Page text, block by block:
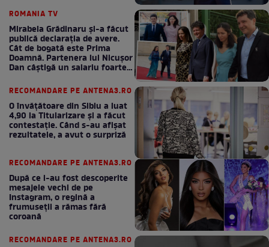
ROMANIA TV
Mirabela Grădinaru și-a făcut
publică declarația de avere.
Cât de bogată este Prima
Doamnă. Partenera lui Nicușor
Dan câștigă un salariu foarte
RECOMANDARE PE ANTENA3.RO
O învățătoare din Sibiu a luat
4,90 la Titularizare și a făcut
contestație. Când s-au afișat
rezultatele, a avut o surpriză
RECOMANDARE PE ANTENA3.RO
După ce i-au fost descoperite
mesajele vechi de pe
Instagram, o regină a
frumuseții a rămas fără
coroană
RECOMANDARE PE ANTENA3.RO